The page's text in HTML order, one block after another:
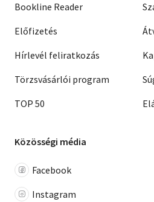
Bookline Reader
Előfizetés
Hírlevél feliratkozás
Törzsvásárlói program
TOP 50
Közösségi média
Facebook
Instagram